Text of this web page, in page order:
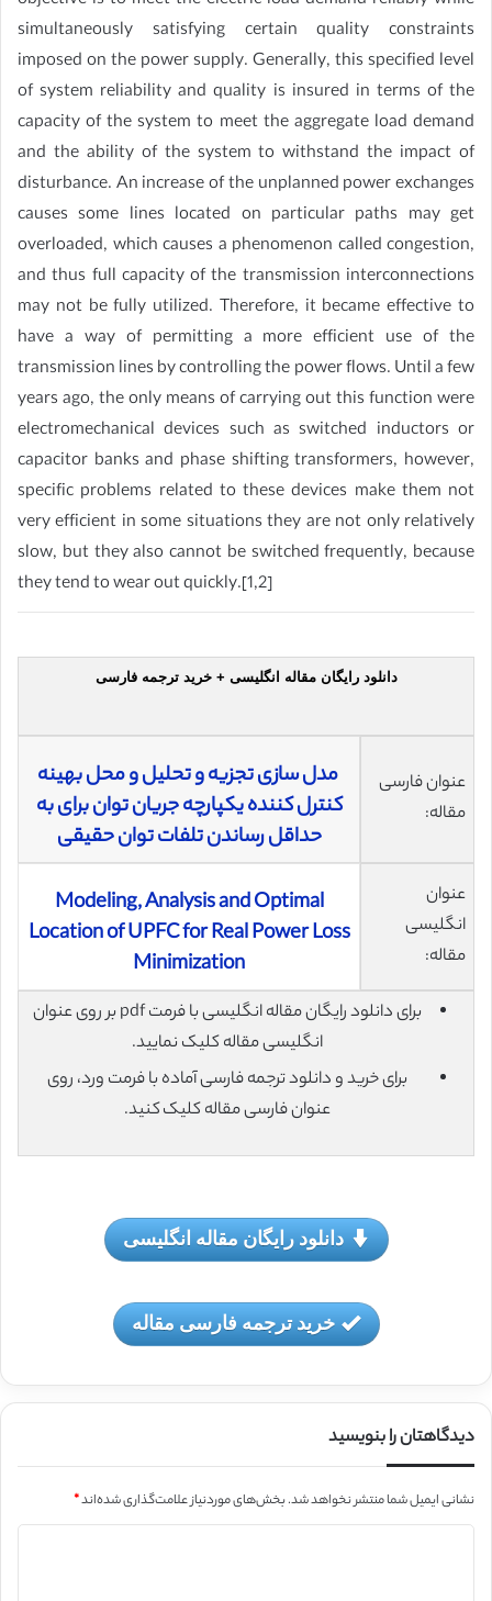
simultaneously satisfying certain quality constraints
imposed on the power supply. Generally, this specified level
of system reliability and quality is insured in terms of the
capacity of the system to meet the aggregate load demand
and the ability of the system to withstand the impact of
disturbance. An increase of the unplanned power exchanges
causes some lines located on particular paths may get
overloaded, which causes a phenomenon called congestion,
and thus full capacity of the transmission interconnections
may not be fully utilized. Therefore, it became effective to
have a way of permitting a more efficient use of the
transmission lines by controlling the power flows. Until a few
years ago, the only means of carrying out this function were
electromechanical devices such as switched inductors or
capacitor banks and phase shifting transformers, however,
specific problems related to these devices make them not
very efficient in some situations they are not only relatively
slow, but they also cannot be switched frequently, because
they tend to wear out quickly.[1,2]
دانلود رایگان مقاله انگلیسی + خرید ترجمه فارسی
عنوان فارسی
مقاله:
مدل سازی تجزیه و تحلیل و محل بهینه
کنترل کننده یکپارچه جریان توان برای به
حداقل رساندن تلفات توان حقیقی
عنوان
انگلیسی
مقاله:
Modeling, Analysis and Optimal
Location of UPFC for Real Power Loss
Minimization
برای دانلود رایگان مقاله انگلیسی با فرمت pdf بر روی عنوان
انگلیسی مقاله کلیک نمایید.
برای خرید و دانلود ترجمه فارسی آماده با فرمت ورد، روی
عنوان فارسی مقاله کلیک کنید.
دانلود رایگان مقاله انگلیسی
خرید ترجمه فارسی مقاله
دیدگاهتان را بنویسید
نشانی ایمیل شما منتشر نخواهد شد.بخش‌های موردنیاز علامت‌گذاری شده‌اند*